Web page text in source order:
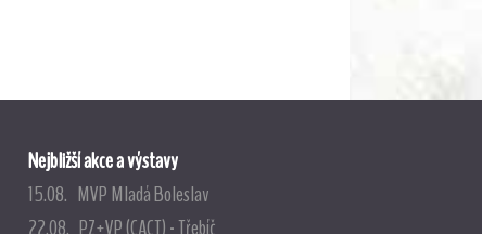
Nejbližší akce a výstavy
15.08. MVP Mladá Boleslav
22.08. PZ+VP (CACT) - Třebíč